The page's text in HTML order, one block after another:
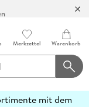
Merkzettel Warenkorb
mit dem